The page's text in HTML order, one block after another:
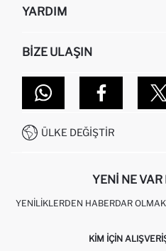
HAKKIMIZDA
KURUMSAL SATIŞ
DEFACTO TEKNOLOJI
SITEMAP
YARDIM
SIPARIŞIMI NASIL TAKIP
NASIL İADE EDERIM?
GIFT CLUB SIKÇA SORULAN
İŞLEM REHBERI
KAMPANYALAR
BIZE ULAŞIN
MAĞAZALARIMIZ
İLETIŞIM FORMU
0850 333 22 86
ÜLKE DEĞIŞTIR
YENI NE VAR
YENILIKLERDEN HABERDAR
KIM IÇIN